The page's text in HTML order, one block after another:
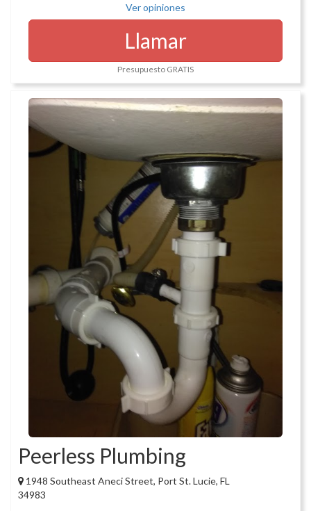
Ver opiniones
Llamar
Presupuesto GRATIS
Peerless Plumbing
1948 Southeast Aneci Street, Port St. Lucie, FL
34983